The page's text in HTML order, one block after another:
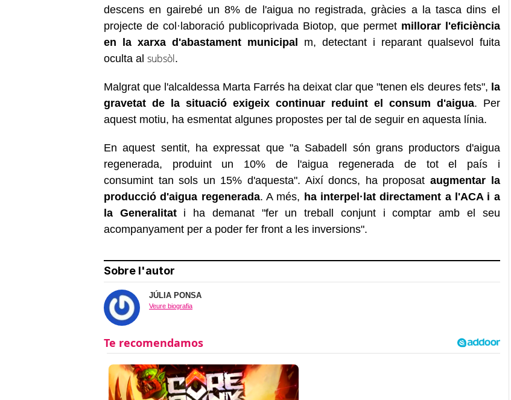
descens en gairebé un 8% de l'aigua no registrada, gràcies a la tasca dins el
projecte de col·laboració publicoprivada Biotop, que permet millorar l'eficiència
en la xarxa d'abastament municipal m, detectant i reparant qualsevol fuita
oculta al subsòl.
Malgrat que l'alcaldessa Marta Farrés ha deixat clar que "tenen els deures fets", la
gravetat de la situació exigeix continuar reduint el consum d'aigua. Per
aquest motiu, ha esmentat algunes propostes per tal de seguir en aquesta línia.
En aquest sentit, ha expressat que "a Sabadell són grans productors d'aigua
regenerada, produint un 10% de l'aigua regenerada de tot el país i
consumint tan sols un 15% d'aquesta". Així doncs, ha proposataugmentar la
producció d'aigua regenerada. A més, ha interpel·lat directament a l'ACA i a
la Generalitati ha demanat "fer un treball conjunt i comptar amb el seu
acompanyament per a poder fer front a les inversions".
Sobre l'autor
JÚLIA PONSA
Veure biografia